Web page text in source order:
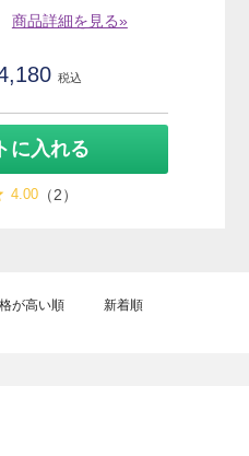
商品詳細を見る»
税込
に入れる
4.00 （2）
が高い順 新着順